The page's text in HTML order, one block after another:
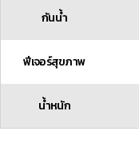
กันน้ำ
ฟีเจอร์สุขภาพ
น้ำหนัก